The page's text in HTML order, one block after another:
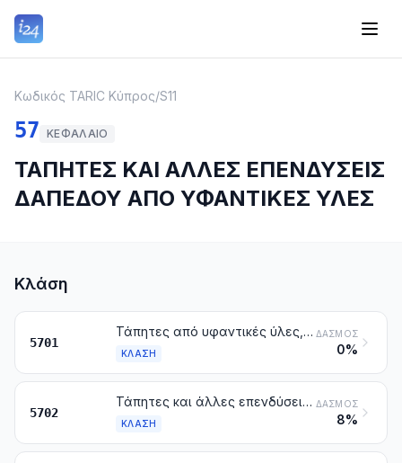
Κωδικός TARIC Κύπρος/S11
57 ΚΕΦΆΛΑΙΟ
ΤΑΠΗΤΕΣ ΚΑΙ ΑΛΛΕΣ ΕΠΕΝΔΥΣΕΙΣ
ΔΑΠΕΔΟΥ ΑΠΟ ΥΦΑΝΤΙΚΕΣ ΥΛΕΣ
Κλάση
5701
Τάπητες από υφαντικές ύλες, με κόμπους ή με περιτύλιξη στα νήματα του στημονιού, έστω και έτοιμοι
ΚΛΆΣΗ
ΔΑΣΜΌΣ
0%
5702
Τάπητες και άλλες επενδύσεις δαπέδου από υφαντικές ύλες, υφασμένα, όχι φουντωτά ούτε φλοκωτά, έστω και έτοιμα, στα οποία περιλαμβάνονται και οι τάπητες με την ονομασία «κιλίμια», «σουμάκ», «καραμανίας» και παρόμοιοι τάπητες υφασμένοι στο χέρι
ΚΛΆΣΗ
ΔΑΣΜΌΣ
8%